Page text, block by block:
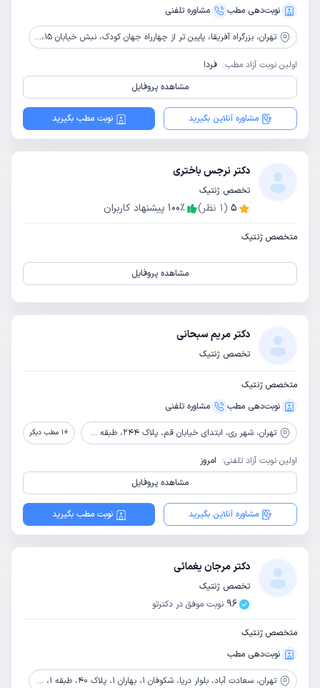
نوبت‌دهی مطب مشاوره‌ تلفنی
تهران، بزرگراه آفریقا، پایین تر از چهارراه جهان کودک، نبش خیابان 15، پلاک 44
اولین نوبت آزاد مطب: فردا
مشاهده پروفایل
مشاوره آنلاین بگیرید نوبت مطب بگیرید
دکتر نرجس باختری
تخصص ژنتیک
5
(
1 نظر) 100٪ پیشنهاد کاربران
متخصص ژنتیک
مشاهده پروفایل
دکتر مریم سبحانی
تخصص ژنتیک
متخصص ژنتیک
نوبت‌دهی مطب
مشاوره‌ تلفنی
تهران، شهر ری، ابتدای خیابان قم، پلاک 244، طبقه 5، آزمایشگاه پزشکی و ژنتیکی دکتر حیدریان +
1 مطب دیگر
اولین نوبت آزاد تلفنی: امروز
مشاهده پروفایل
مشاوره آنلاین بگیرید نوبت مطب بگیرید
دکتر مرجان یغمائی
تخصص ژنتیک
96 نوبت موفق در دکترتو
متخصص ژنتیک
نوبت‌دهی مطب
تهران، سعادت آباد، بلوار دریا، شکوفان 1، بهاران 1، پلاک 40، طبقه 1، واحد 1، آزمایشگاه ژنتیک دکتر یغمائی